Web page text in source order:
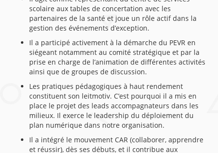
scolaire aux tables de concertation avec les
partenaires de la santé et joue un rôle actif dans la
gestion des événements d’exception.
Il a participé activement à la démarche du PEVR en
siégeant notamment au comité stratégique et par la
prise en charge de l’animation de différentes activités
ainsi que de groupes de discussion.
Les pratiques pédagogiques à haut rendement
constituent son leitmotiv. C’est pourquoi il a mis en
place le projet des leads accompagnateurs dans les
milieux. Il exerce le leadership du déploiement du
plan numérique dans notre organisation.
Il a intégré le mouvement CAR (collaborer, apprendre
et réussir), dès ses débuts, et il contribue aux